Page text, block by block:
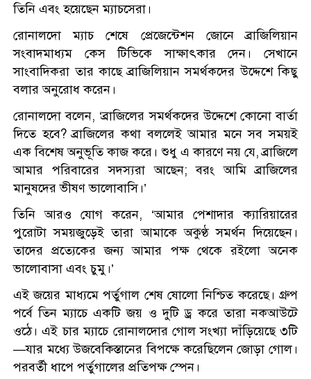
তিনি এবং হয়েছেন ম্যাচসেরা।
রোনালদো ম্যাচ শেষে প্রেজেন্টেশন জোনে ব্রাজিলিয়ান
সংবাদমাধ্যম কেস টিভিকে সাক্ষাৎকার দেন। সেখানে
সাংবাদিকরা তার কাছে ব্রাজিলিয়ান সমর্থকদের উদ্দেশে কিছু
বলার অনুরোধ করেন।
রোনালদো বলেন, ‘ব্রাজিলের সমর্থকদের উদ্দেশে কোনো বার্তা
দিতে হবে? ব্রাজিলের কথা বললেই আমার মনে সব সময়ই
এক বিশেষ অনুভূতি কাজ করে। শুধু এ কারণে নয় যে, ব্রাজিলে
আমার পরিবারের সদস্যরা আছেন; বরং আমি ব্রাজিলের
মানুষদের ভীষণ ভালোবাসি।’
তিনি আরও যোগ করেন, ‘আমার পেশাদার ক্যারিয়ারের
পুরোটা সময়জুড়েই তারা আমাকে অকুণ্ঠ সমর্থন দিয়েছেন।
তাদের প্রত্যেকের জন্য আমার পক্ষ থেকে রইলো অনেক
ভালোবাসা এবং চুমু।’
এই জয়ের মাধ্যমে পর্তুগাল শেষ ষোলো নিশ্চিত করেছে। গ্রুপ
পর্বে তিন ম্যাচে একটি জয় ও দুটি ড্র করে তারা নকআউটে
ওঠে। এই চার ম্যাচে রোনালদোর গোল সংখ্যা দাঁড়িয়েছে ৩টি
—যার মধ্যে উজবেকিস্তানের বিপক্ষে করেছিলেন জোড়া গোল।
পরবর্তী ধাপে পর্তুগালের প্রতিপক্ষ স্পেন।